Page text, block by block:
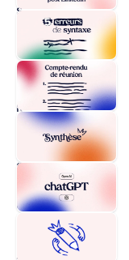
sur
moteurs
de
recherche,
leur
gestion
souvent
défi